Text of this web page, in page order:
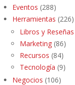
Eventos (288)
Herramientas (226)
Libros y Reseñas
Marketing (86)
Recursos (84)
Tecnología (9)
Negocios (106)